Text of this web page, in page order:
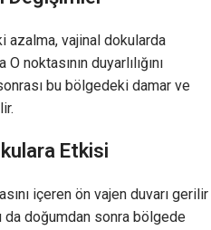
azalma, vajinal dokularda
noktasının duyarlılığını
bu bölgedeki damar ve
Etkisi
içeren ön vajen duvarı gerilir
doğumdan sonra bölgede